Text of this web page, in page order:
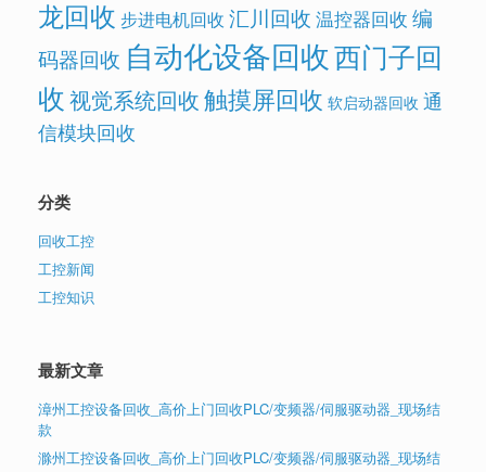
龙回收 步进电机回收 汇川回收 温控器回收 编
码器回收 自动化设备回收西门子回
收视觉系统回收触摸屏回收 软启动器回收 通
信模块回收
分类
回收工控
工控新闻
工控知识
最新文章
漳州工控设备回收_高价上门回收PLC/变频器/伺服驱动器_现场结
款
滁州工控设备回收_高价上门回收PLC/变频器/伺服驱动器_现场结